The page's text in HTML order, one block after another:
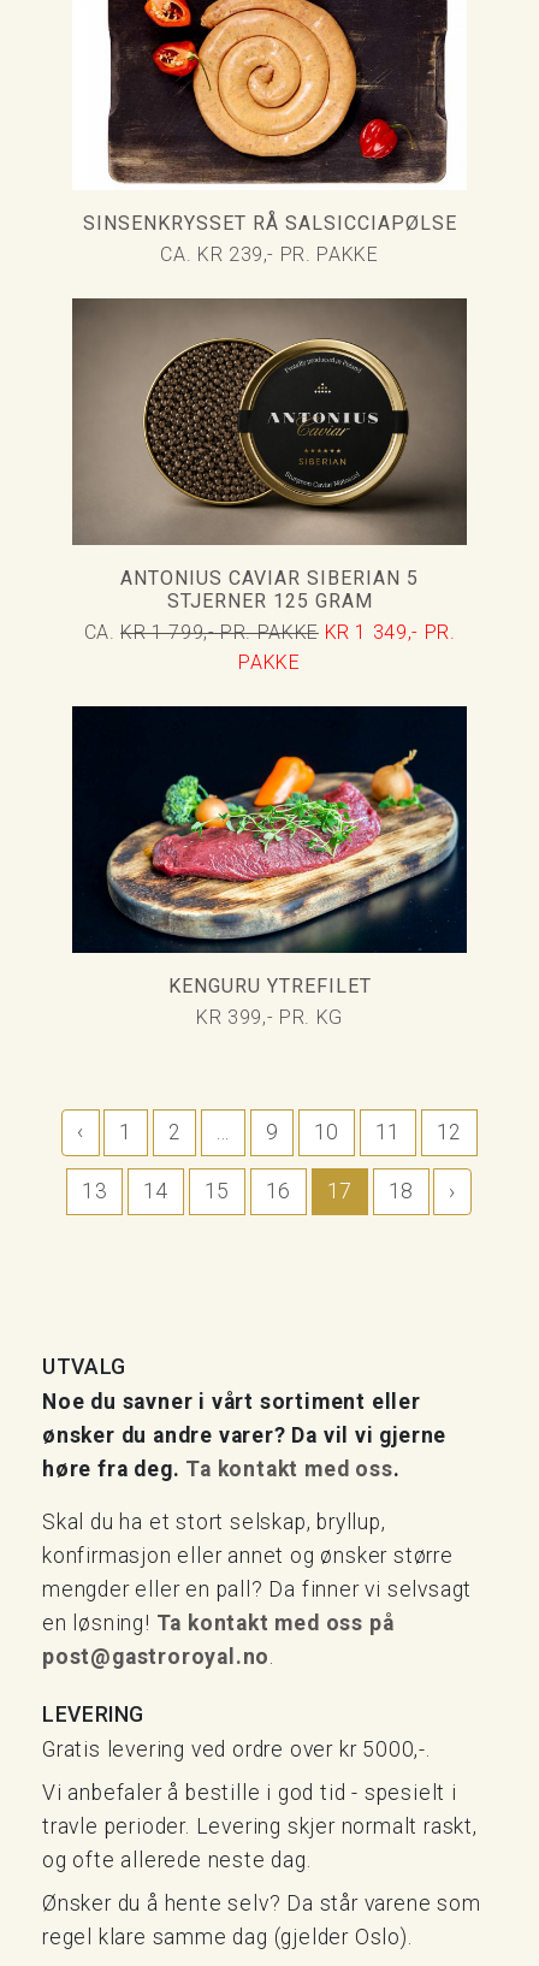
SINSENKRYSSET RÅ SALSICCIAPØLSE
CA. KR 239,- PR. PAKKE
ANTONIUS CAVIAR SIBERIAN 5
STJERNER 125 GRAM
CA.KR 1 799,- PR. PAKKE KR 1 349,- PR.
PAKKE
KENGURU YTREFILET
KR 399,- PR. KG
‹ 1 2 9 10 11 12
13 14 15 16 17 18 ›
UTVALG
Noe du savner i vårt sortiment eller
ønsker du andre varer? Da vil vi gjerne
høre fra deg. Ta kontakt med oss.
Skal du ha et stort selskap, bryllup,
konfirmasjon eller annet og ønsker større
mengder eller en pall? Da finner vi selvsagt
en løsning! Ta kontakt med oss på
post@gastroroyal.no
LEVERING
Gratis levering ved ordre over kr 5000,-.
Vi anbefaler å bestille i god tid - spesielt i
travle perioder. Levering skjer normalt raskt,
og ofte allerede neste dag.
Ønsker du å hente selv? Da står varene som
regel klare samme dag (gjelder Oslo).